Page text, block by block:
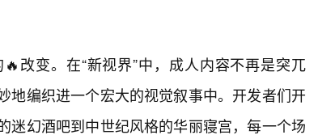
改变。在“新视界”中，成人内容不再是突兀
地编织进一个宏大的视觉叙事中。开发者们开
迷幻酒吧到中世纪风格的华丽寝宫，每一个场